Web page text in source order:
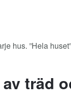
hus. ”Hela
träd